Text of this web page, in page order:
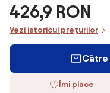
426,9 RON
Vezi istoricul prețurilor
Către
Îmi place